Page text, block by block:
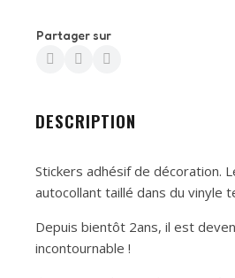
Partager sur
DESCRIPTION
Stickers adhésif de décoration.
autocollant taillé dans du vinyle
Depuis bientôt 2ans, il est
incontournable !